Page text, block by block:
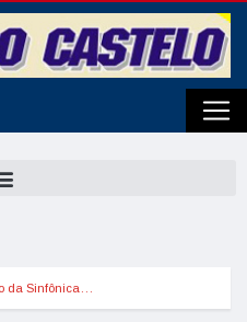
da Sinfônica…